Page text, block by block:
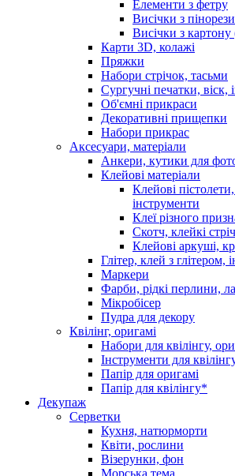
Елементи з фетру
Висічки з
Висічки з картону
Карти 3D, колажі
Пряжки
Набори стрічок, тасьми
Сургучні печатки, віск,
Об'ємні прикраси
Декоративні прищепки
Набори прикрас
Аксесуари, матеріали
Анкери, кутики для
Клейові матеріали
Клейові
інструменти
Клеї різного
Скотч, клейкі
Клейові аркуші,
Глітер, клей з глітером,
Маркери
Фарби, рідкі перлини,
Мікробісер
Пудра для декору
Квілінг, оригамі
Набори для квілінгу,
Інструменти для
Папір для оригамі
Папір для квілінгу*
Декупаж
Серветки
Кухня, натюрморти
Квіти, рослини
Візерунки, фон
Морська тема